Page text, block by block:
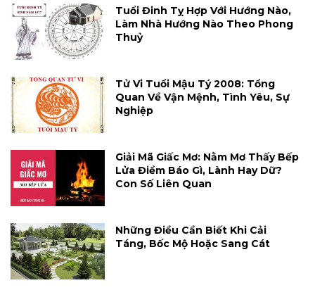
Tuổi Đinh Tỵ Hợp Với Hướng Nào,
Làm Nhà Hướng Nào Theo Phong
Thuỷ
Tử Vi Tuổi Mậu Tý 2008: Tổng
Quan Về Vận Mệnh, Tình Yêu, Sự
Nghiệp
Giải Mã Giấc Mơ: Nằm Mơ Thấy Bếp
Lửa Điềm Báo Gì, Lành Hay Dữ?
Con Số Liên Quan
Những Điều Cần Biết Khi Cải
Táng, Bốc Mộ Hoặc Sang Cát